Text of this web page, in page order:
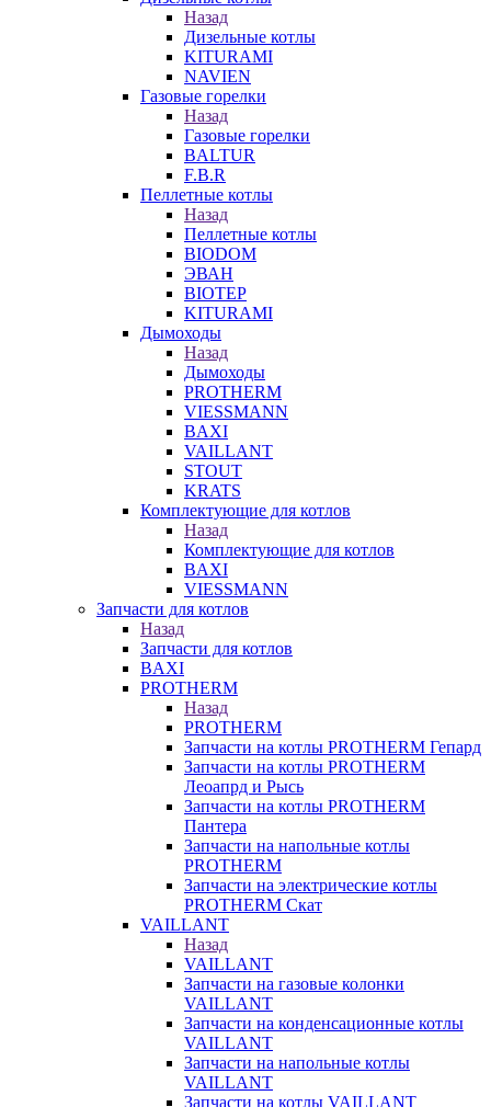
Назад
Дизельные котлы
KITURAMI
NAVIEN
Газовые горелки
Назад
Газовые горелки
BALTUR
F.B.R
Пеллетные котлы
Назад
Пеллетные котлы
BIODOM
ЭВАН
BIOTEP
KITURAMI
Дымоходы
Назад
Дымоходы
PROTHERM
VIESSMANN
BAXI
VAILLANT
STOUT
KRATS
Комплектующие для котлов
Назад
Комплектующие для котлов
BAXI
VIESSMANN
Запчасти для котлов
Назад
Запчасти для котлов
BAXI
PROTHERM
Назад
PROTHERM
Запчасти на котлы PROTHERM Гепард
Запчасти на котлы PROTHERM
Леоапрд и Рысь
Запчасти на котлы PROTHERM
Пантера
Запчасти на напольные котлы
PROTHERM
Запчасти на электрические котлы
PROTHERM Скат
VAILLANT
Назад
VAILLANT
Запчасти на газовые колонки
VAILLANT
Запчасти на конденсационные котлы
VAILLANT
Запчасти на напольные котлы
VAILLANT
Запчасти на котлы VAILLANT